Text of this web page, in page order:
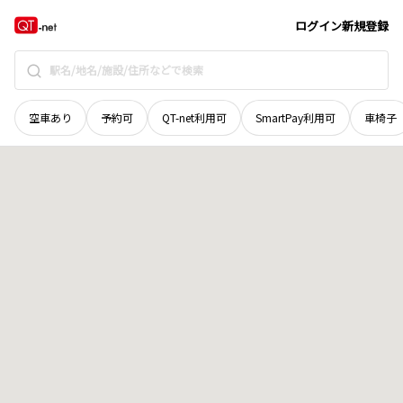
ログイン新規登録
空車あり 予約可 QT-net利用可 SmartPay利用可 車椅子
茨城県